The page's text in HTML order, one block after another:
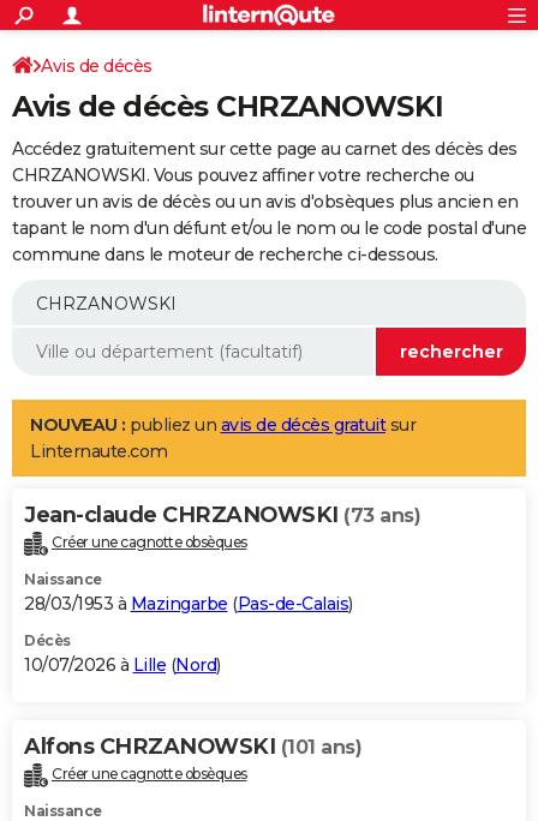
ACTUALITÉS
Politique
Société
Faits Divers
Education
Monde
Villes
+
SPORT
Coupe du monde 2026
Football
Tennis
Cyclisme
Rugby
Forum
Programme TV
TNT
Streaming
Cinéma
Sorties cinéma
Musique
+
FINANCE
Retraite
Epargne
Immobilier
Risques naturels par ville
Assurance
AUTO
Essais
Réserver un essai
Citadines
Berlines
SUV
Forum auto
+
Mobiles
Meilleur smartphone
Internet
Ordinateurs
Jeux vidéo
Guide high-tech
Aménagement intérieur
LIFESTYLE
Art de vivre
Bien-être
Loisirs
Mode
Modes de vie
Alimentation
Guide de la santé
Maladies
Médicaments
Sommeil
VOYAGE
Destinations
City break
Voyage nature
Voyage de noces
Forum
Climat
+PHOTO
GUIDES D'ACHAT
BONS PLANS
Carte de Noël
Carte Bonne année
Carte Saint-Valentin
Carte Pâques
Carte d'anniversaire
DICTIONNAIRE
Dictionnaire
Biographies
Citations
Expressions
Proverbes
PROGRAMME TV
Avis de décès
Avis de décès CHRZANOWSKI
Accédez gratuitement sur cette page au carnet des décès des
CHRZANOWSKI. Vous pouvez affiner votre recherche ou
trouver un avis de décès ou un avis d'obsèques plus ancien en
tapant le nom d'un défunt et/ou le nom ou le code postal d'une
commune dans le moteur de recherche ci-dessous.
NOUVEAU : publiez un avis de décès gratuitsur
Linternaute.com
Jean-claude CHRZANOWSKI (73 ans)
Créer une cagnotte obsèques
Naissance
28/03/1953 à Mazingarbe (Pas-de-Calais)
Décès
10/07/2026 à Lille (Nord)
Alfons CHRZANOWSKI (101 ans)
Créer une cagnotte obsèques
Naissance